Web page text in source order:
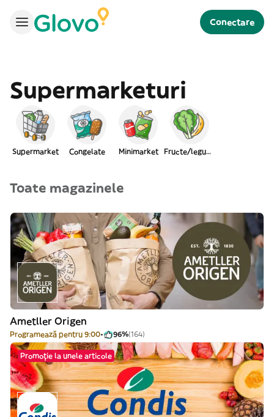
Conectare
Supermarketuri
Supermarket Congelate Minimarket Fructe/legume
Toate magazinele
Ametller Origen
Programează pentru 9:00 96%(164)
Promoție la unele articole